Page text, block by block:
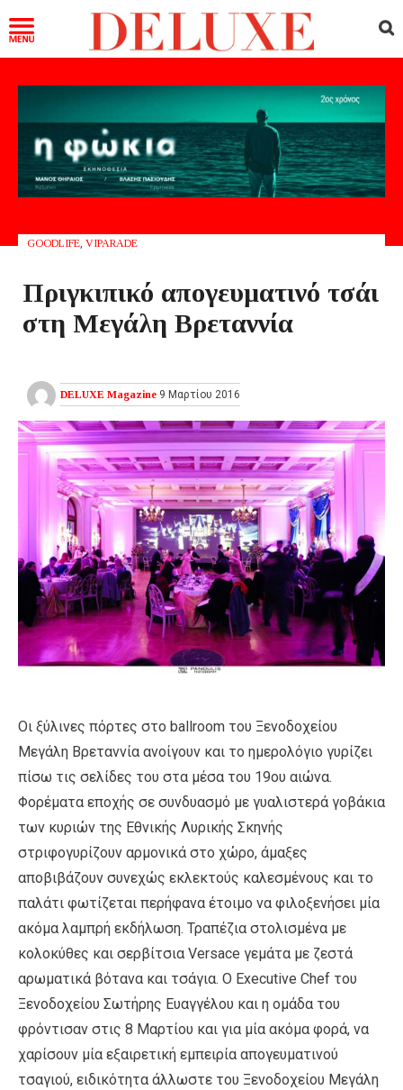
GOODLIFE VIPARADE
Πριγκιπικό απογευματινό τσάι
στη Μεγάλη Βρεταννία
DELUXE Magazine 9 Μαρτίου 2016
Οι ξύλινες πόρτες στο ballroom του Ξενοδοχείου
Μεγάλη Βρεταννία ανοίγουν και το ημερολόγιο γυρίζει
πίσω τις σελίδες του στα μέσα του 19ου αιώνα.
Φορέματα εποχής σε συνδυασμό με γυαλιστερά γοβάκια
των κυριών της Εθνικής Λυρικής Σκηνής
στριφογυρίζουν αρμονικά στο χώρο, άμαξες
αποβιβάζουν συνεχώς εκλεκτούς καλεσμένους και το
παλάτι φωτίζεται περήφανα έτοιμο να φιλοξενήσει μία
ακόμα λαμπρή εκδήλωση. Τραπέζια στολισμένα με
κολοκύθες και σερβίτσια Versace γεμάτα με ζεστά
αρωματικά βότανα και τσάγια. Ο Executive Chef του
Ξενοδοχείου Σωτήρης Ευαγγέλου και η ομάδα του
φρόντισαν στις 8 Μαρτίου και για μία ακόμα φορά, να
χαρίσουν μία εξαιρετική εμπειρία απογευματινού
τσαγιού, ειδικότητα άλλωστε του Ξενοδοχείου Μεγάλη